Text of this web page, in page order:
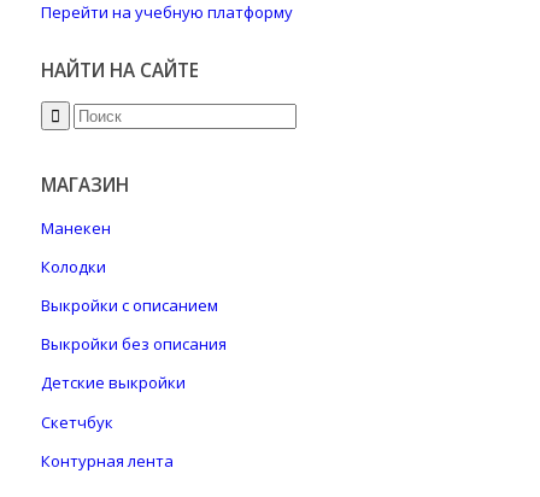
Перейти на учебную платформу
НАЙТИ НА САЙТЕ
МАГАЗИН
Манекен
Колодки
Выкройки с описанием
Выкройки без описания
Детские выкройки
Скетчбук
Контурная лента